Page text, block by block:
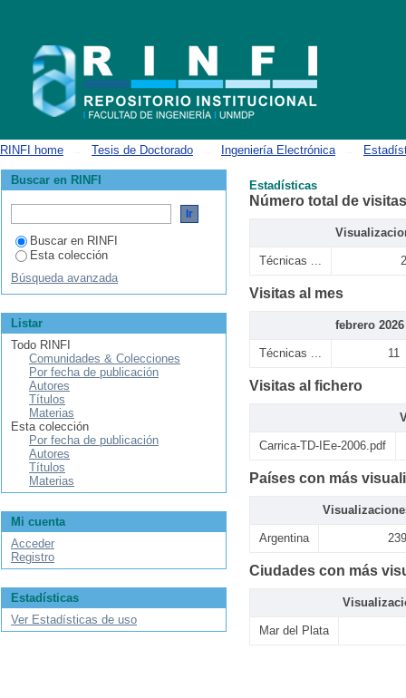
RINFI home Tesis de Doctorado Ingeniería Electrónica
Estadísticas
Número total de visitas
Técnicas ...
Visitas al mes
febrero 2026
Técnicas ... 11
Visitas al fichero
Carrica-TD-IEe-2006.pdf
Países con más
Argentina 239
Ciudades con más
Mar del Plata
Buscar en RINFI
Buscar en RINFI
Esta colección
Búsqueda avanzada
Listar
Todo RINFI
Comunidades & Colecciones
Por fecha de publicación
Autores
Títulos
Materias
Esta colección
Por fecha de publicación
Autores
Títulos
Materias
Mi cuenta
Acceder
Registro
Estadísticas
Ver Estadísticas de uso